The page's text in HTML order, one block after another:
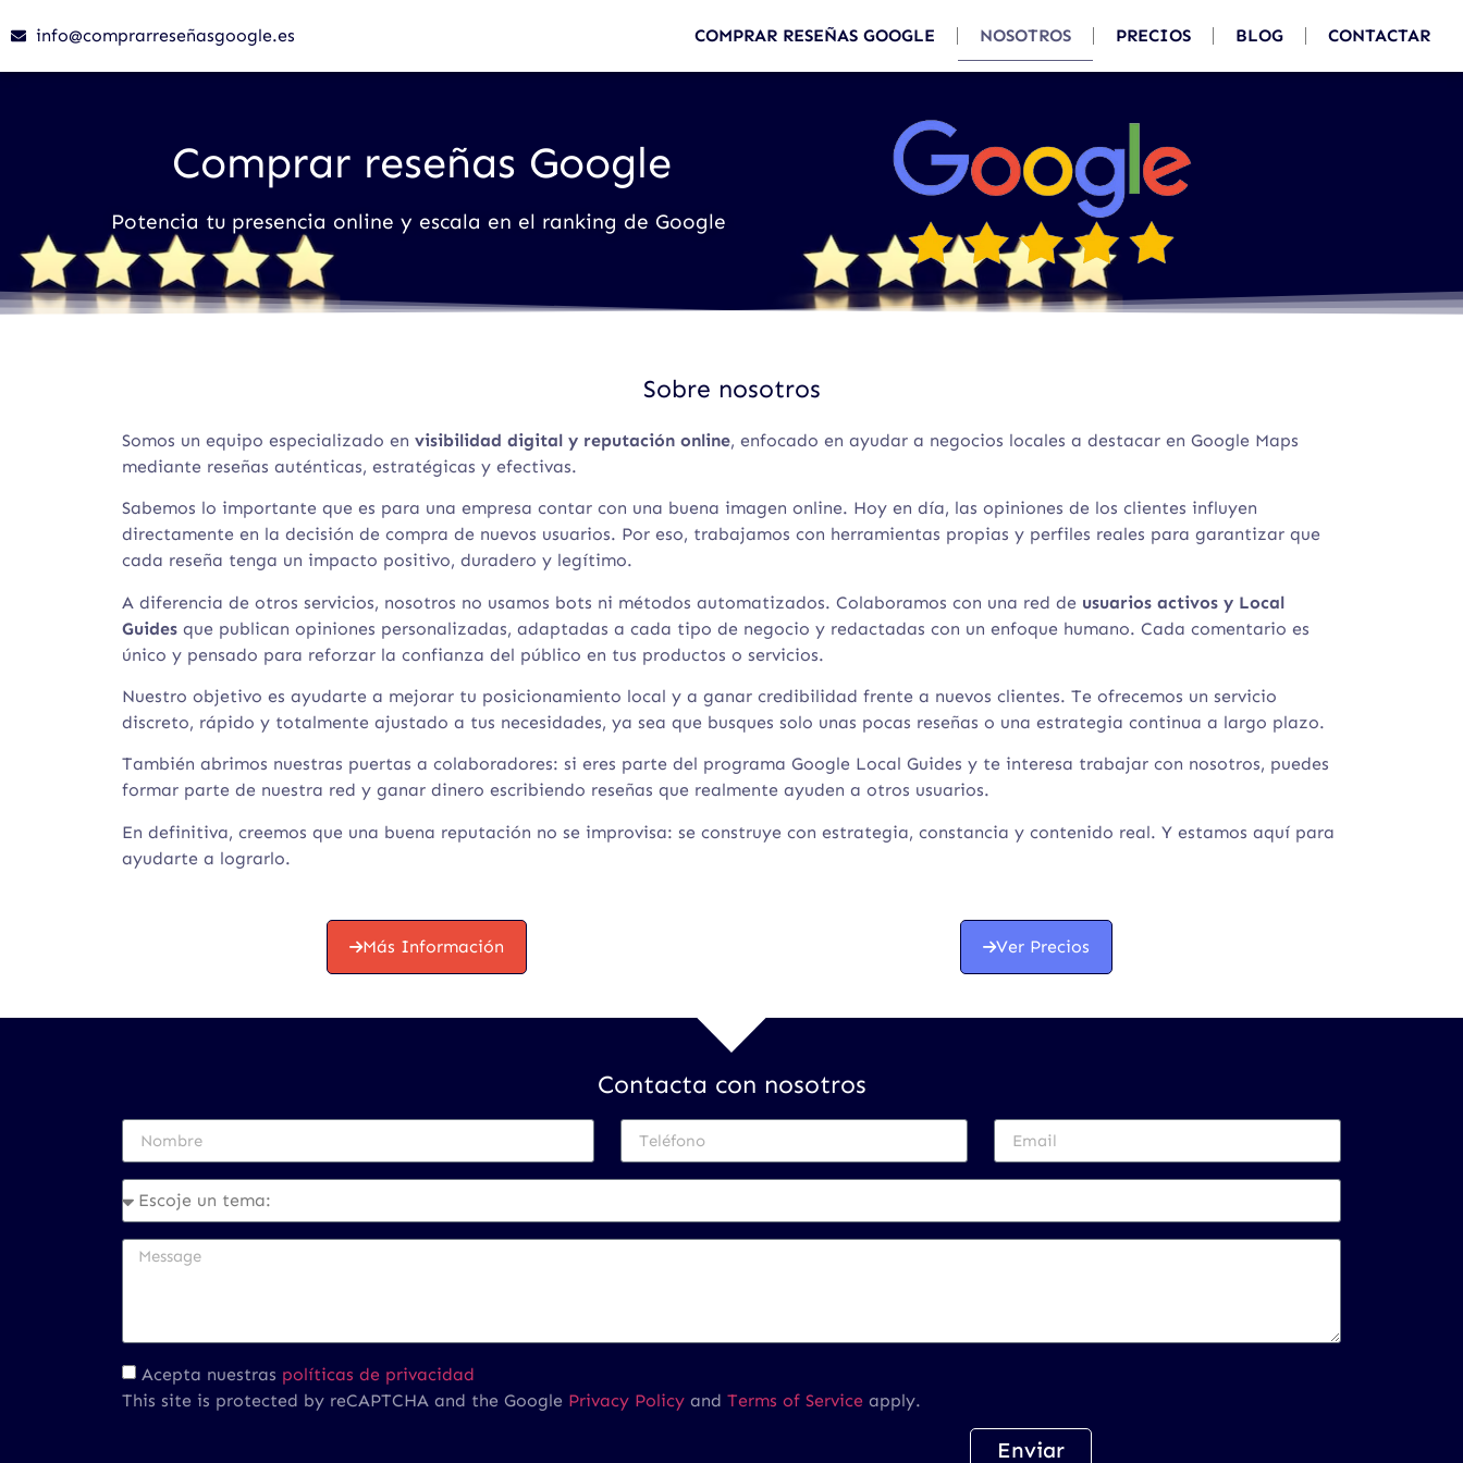
info@comprarreseñasgoogle.es COMPRAR RESEÑAS GOOGLE NOSOTROS PRECIOS BLOG CONTACTAR
Comprar reseñas Google
Potencia tu presencia online y escala en el ranking de Google
Sobre nosotros
Somos un equipo especializado en visibilidad digital y reputación online, enfocado en ayudar a negocios locales a destacar en Google Maps
mediante reseñas auténticas, estratégicas y efectivas.
Sabemos lo importante que es para una empresa contar con una buena imagen online. Hoy en día, las opiniones de los clientes influyen
directamente en la decisión de compra de nuevos usuarios. Por eso, trabajamos con herramientas propias y perfiles reales para garantizar que
cada reseña tenga un impacto positivo, duradero y legítimo.
A diferencia de otros servicios, nosotros no usamos bots ni métodos automatizados. Colaboramos con una red de usuarios activos y Local
Guides que publican opiniones personalizadas, adaptadas a cada tipo de negocio y redactadas con un enfoque humano. Cada comentario es
único y pensado para reforzar la confianza del público en tus productos o servicios.
Nuestro objetivo es ayudarte a mejorar tu posicionamiento local y a ganar credibilidad frente a nuevos clientes. Te ofrecemos un servicio
discreto, rápido y totalmente ajustado a tus necesidades, ya sea que busques solo unas pocas reseñas o una estrategia continua a largo plazo.
También abrimos nuestras puertas a colaboradores: si eres parte del programa Google Local Guides y te interesa trabajar con nosotros, puedes
formar parte de nuestra red y ganar dinero escribiendo reseñas que realmente ayuden a otros usuarios.
En definitiva, creemos que una buena reputación no se improvisa: se construye con estrategia, constancia y contenido real. Y estamos aquí para
ayudarte a lograrlo.
Más Información Ver Precios
Contacta con nosotros
Acepta nuestras políticas de privacidad
This site is protected by reCAPTCHA and the Google Privacy Policy and Terms of Service apply.
Enviar